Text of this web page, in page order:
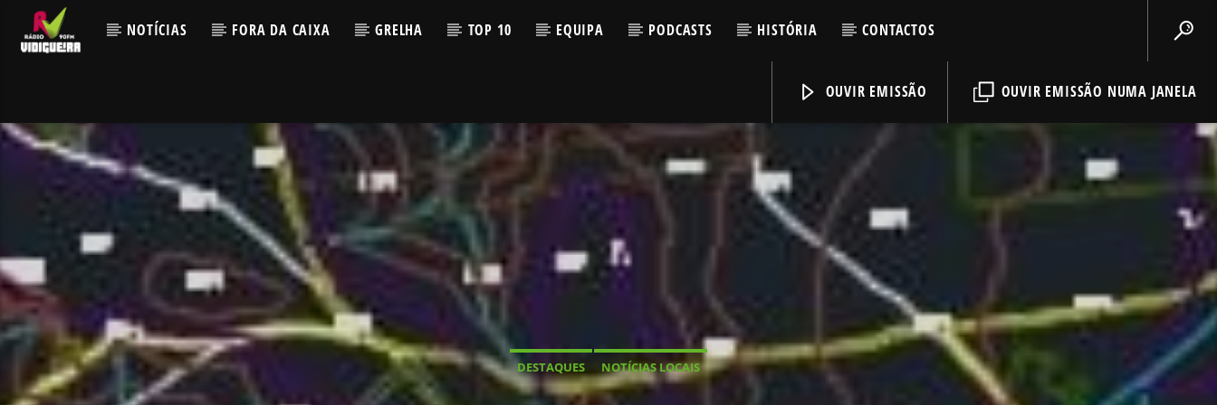
NOTÍCIAS FORA DA CAIXA GRELHA TOP 10 EQUIPA PODCASTS HISTÓRIA CONTACTOS
OUVIR EMISSÃO NUMA JANELA
OUVIR EMISSÃO
DESTAQUES NOTÍCIAS LOCAIS